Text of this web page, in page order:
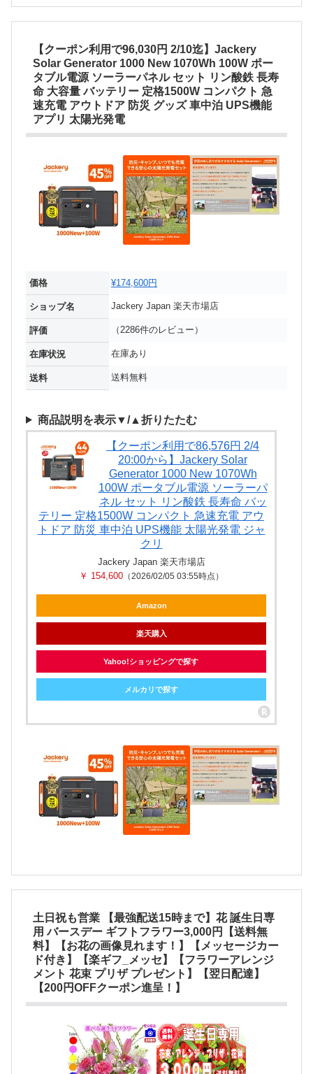
【クーポン利用で96,030円 2/10迄】Jackery
Solar Generator 1000 New 1070Wh 100W ポー
タブル電源 ソーラーパネル セット リン酸鉄 長寿
命 大容量 バッテリー 定格1500W コンパクト 急
速充電 アウトドア 防災 グッズ 車中泊 UPS機能
アプリ 太陽光発電
価格 ¥174,600円
ショップ名 Jackery Japan 楽天市場店
評価 （2286件のレビュー）
在庫状況 在庫あり
送料 送料無料
商品説明を表示▼/▲折りたたむ
【クーポン利用で86,576円 2/4
20:00から】Jackery Solar
Generator 1000 New 1070Wh
100W ポータブル電源 ソーラーパ
ネル セット リン酸鉄 長寿命 バッ
テリー 定格1500W コンパクト 急速充電 アウ
トドア 防災 車中泊 UPS機能 太陽光発電 ジャ
クリ
Jackery Japan 楽天市場店
￥ 154,600 （2026/02/05 03:55時点）
Amazon
楽天購入
Yahoo!ショッピングで探す
メルカリで探す
土日祝も営業 【最強配送15時まで】花 誕生日専
用 バースデー ギフトフラワー3,000円【送料無
料】【お花の画像見れます！】【メッセージカー
ド付き】【楽ギフ_メッセ】【フラワーアレンジ
メント 花束 プリザ プレゼント】【翌日配達】
【200円OFFクーポン進呈！】